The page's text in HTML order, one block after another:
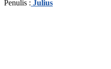
Penulis : Julius